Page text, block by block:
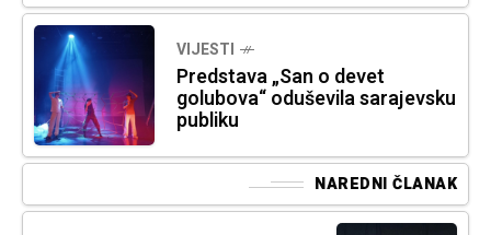
VIJESTI
Predstava „San o devet
golubova“ oduševila sarajevsku
publiku
NAREDNI ČLANAK